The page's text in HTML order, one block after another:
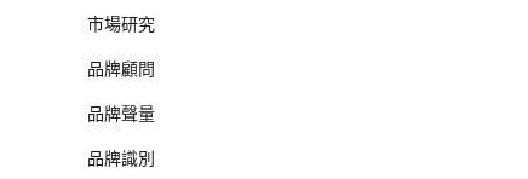
市場研究
品牌顧問
品牌聲量
品牌識別